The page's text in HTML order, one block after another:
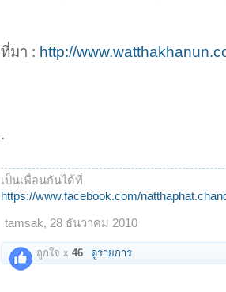
ที่มา : http://
.
เป็นเพื่อนกันได้ที่
https://www.facebook.com/
tamsak, 28 ธันวาคม 2010
ถูกใจ x 46 ดูรายการ